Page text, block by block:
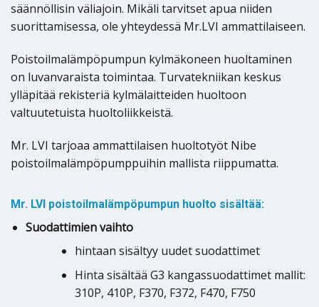
säännöllisin väliajoin. Mikäli tarvitset apua niiden
suorittamisessa, ole yhteydessä Mr.LVI ammattilaiseen.
Poistoilmalämpöpumpun kylmäkoneen huoltaminen
on luvanvaraista toimintaa. Turvatekniikan keskus
ylläpitää rekisteriä kylmälaitteiden huoltoon
valtuutetuista huoltoliikkeistä.
Mr. LVI tarjoaa ammattilaisen huoltotyöt Nibe
poistoilmalämpöpumppuihin mallista riippumatta.
Mr. LVI poistoilmalämpöpumpun huolto sisältää:
Suodattimien vaihto
hintaan sisältyy uudet suodattimet
Hinta sisältää G3 kangassuodattimet mallit:
310P, 410P, F370, F372, F470, F750